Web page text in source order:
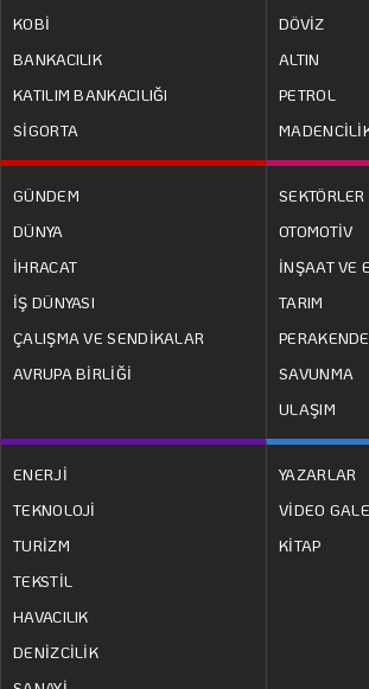
KOBİ
BANKACILIK
KATILIM BANKACILIĞI
SİGORTA
DÖVİZ
ALTIN
PETROL
GÜNDEM
DÜNYA
İHRACAT
İŞ DÜNYASI
ÇALIŞMA VE SENDİKALAR
AVRUPA BİRLİĞİ
SEKTÖRLER
OTOMOTİV
İNŞAAT VE
TARIM
PERAKENDE
SAVUNMA
ULAŞIM
ENERJİ
TEKNOLOJİ
TURİZM
TEKSTİL
HAVACILIK
DENİZCİLİK
YAZARLAR
VİDEO
KİTAP